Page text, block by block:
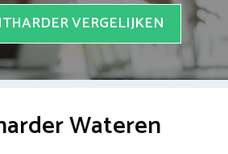
VERGELIJKEN
Wateren